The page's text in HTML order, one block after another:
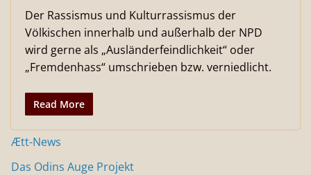
Der Rassismus und Kulturrassismus der
Völkischen innerhalb und außerhalb der NPD
wird gerne als „Ausländerfeindlichkeit“ oder
„Fremdenhass“ umschrieben bzw. verniedlicht.
Read More
Ætt-News
Das Odins Auge Projekt